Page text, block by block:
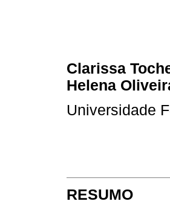
Clarissa
Helena
Universidade
RESUMO